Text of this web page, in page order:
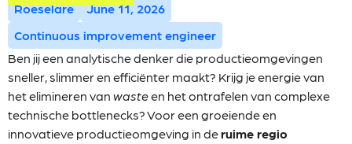
Roeselare
June 11, 2026
Continuous improvement engineer
Ben jij een analytische denker die productieomgevingen
sneller, slimmer en efficiënter maakt? Krijg je energie van
het elimineren van wasteen het ontrafelen van complexe
technische bottlenecks? Voor een groeiende en
innovatieve productieomgeving in deruime regio